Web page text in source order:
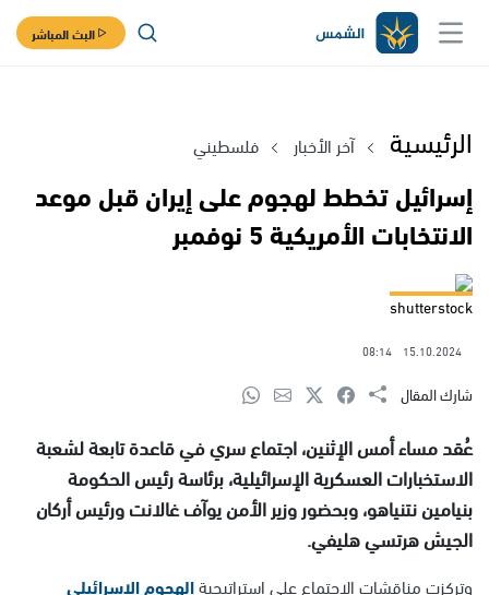
البث المباشر
الرئيسية آخر الأخبار فلسطيني
إسرائيل تخطط لهجوم على إيران قبل موعد
الانتخابات الأمريكية 5 نوفمبر
shutterstock
15.10.2024
08:14
شارك المقال
عُقد مساء أمس الإثنين، اجتماع سري في قاعدة تابعة لشعبة
الاستخبارات العسكرية الإسرائيلية، برئاسة رئيس الحكومة
بنيامين نتنياهو، وبحضور وزير الأمن يوآف غالانت ورئيس أركان
الجيش هرتسي هليفي.
وتركزت مناقشات الاجتماع على استراتيجيةالهجوم الإسرائيلي